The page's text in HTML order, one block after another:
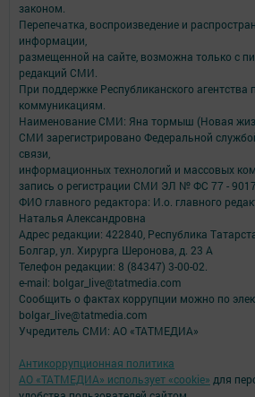
законом.
Перепечатка, воспроизведение и
информации,
размещенной на сайте, возможна только с
редакций СМИ.
При поддержке Республиканского
коммуникациям.
Наименование СМИ: Яна тормыш (Новая
СМИ зарегистрировано Федеральной
связи,
информационных технологий и массовых
запись о регистрации СМИ ЭЛ № ФС 77 -
ФИО главного редактора: И.о. главного
Наталья Александровна
Адрес редакции: 422840, Республика
Болгар, ул. Хирурга Шеронова, д. 23 А
Телефон редакции: 8 (84347) 3-00-02.
e-mail: bolgar_live@tatmedia.com
Сообщить о фактах коррупции можно по
bolgar_live@tatmedia.com
Учредитель СМИ: АО «ТАТМЕДИА»
Антикоррупционная политика
АО «ТАТМЕДИА» использует «cookie» для